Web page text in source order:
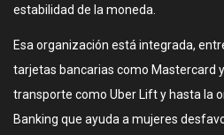
estabilidad de la moneda.
Esa organización está integrada,
tarjetas bancarias como Mastercard
transporte como Uber Lift y hasta la
Banking que ayuda a mujeres